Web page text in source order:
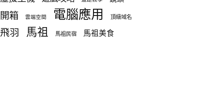
開箱 雲端空間 電腦應用 頂級域名
飛羽 馬祖 馬祖民宿 馬祖美食